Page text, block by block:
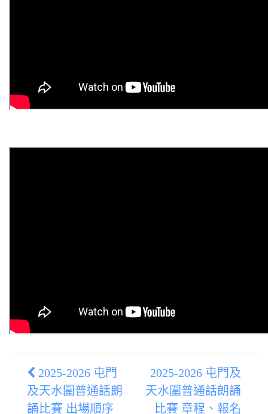
2025-2026 屯門
及天水圍普通話朗
誦比賽 出場順序
2025-2026 屯門及
天水圍普通話朗誦
比賽 章程、報名